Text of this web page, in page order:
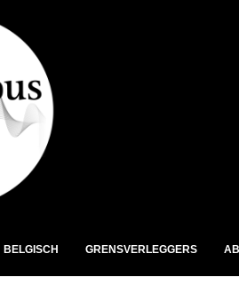
BELGISCH GRENSVERLEGGERS